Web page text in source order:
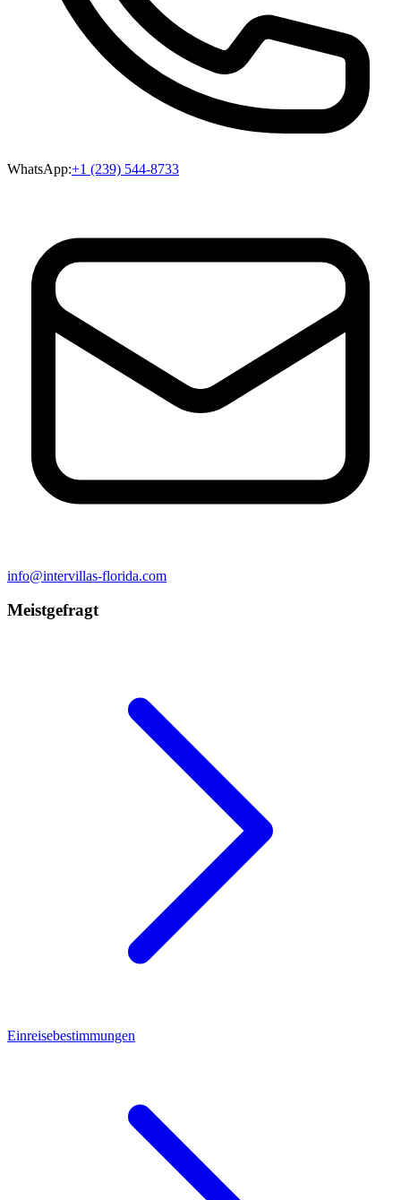
WhatsApp:+1 (239) 544-8733
info@intervillas-florida.com
Meistgefragt
Einreisebestimmungen